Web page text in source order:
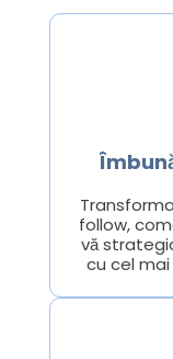
follow,
vă
cu cel